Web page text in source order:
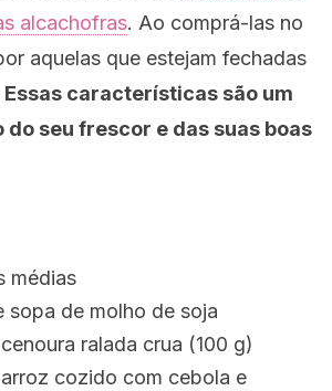
alcachofras. Ao comprá-las no
aquelas que estejam fechadas
Essas características são um
seu frescor e das suas boas
médias
sopa de molho de soja
ralada crua (100 g)
cozido com cebola e